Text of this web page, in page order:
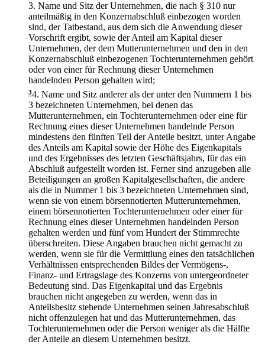
3. Name und Sitz der Unternehmen, die nach § 310 nur
anteilmäßig in den Konzernabschluß einbezogen worden
sind, der Tatbestand, aus dem sich die Anwendung dieser
Vorschrift ergibt, sowie der Anteil am Kapital dieser
Unternehmen, der dem Mutterunternehmen und den in den
Konzernabschluß einbezogenen Tochterunternehmen gehört
oder von einer für Rechnung dieser Unternehmen
handelnden Person gehalten wird;
34. Name und Sitz anderer als der unter den Nummern 1 bis
3 bezeichneten Unternehmen, bei denen das
Mutterunternehmen, ein Tochterunternehmen oder eine für
Rechnung eines dieser Unternehmen handelnde Person
mindestens den fünften Teil der Anteile besitzt, unter Angabe
des Anteils am Kapital sowie der Höhe des Eigenkapitals
und des Ergebnisses des letzten Geschäftsjahrs, für das ein
Abschluß aufgestellt worden ist. Ferner sind anzugeben alle
Beteiligungen an großen Kapitalgesellschaften, die andere
als die in Nummer 1 bis 3 bezeichneten Unternehmen sind,
wenn sie von einem börsennotierten Mutterunternehmen,
einem börsennotierten Tochterunternehmen oder einer für
Rechnung eines dieser Unternehmen handelnden Person
gehalten werden und fünf vom Hundert der Stimmrechte
überschreiten. Diese Angaben brauchen nicht gemacht zu
werden, wenn sie für die Vermittlung eines den tatsächlichen
Verhältnissen entsprechenden Bildes der Vermögens-,
Finanz- und Ertragslage des Konzerns von untergeordneter
Bedeutung sind. Das Eigenkapital und das Ergebnis
brauchen nicht angegeben zu werden, wenn das in
Anteilsbesitz stehende Unternehmen seinen Jahresabschluß
nicht offenzulegen hat und das Mutterunternehmen, das
Tochterunternehmen oder die Person weniger als die Hälfte
der Anteile an diesem Unternehmen besitzt.